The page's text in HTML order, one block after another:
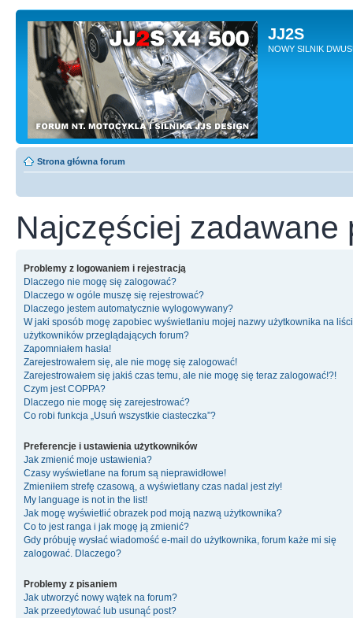
JJ2S
NOWY SILNIK
Strona główna forum
Najczęściej zadawane
Problemy z logowaniem i rejestracją
Dlaczego nie mogę się zalogować?
Dlaczego w ogóle muszę się rejestrować?
Dlaczego jestem automatycznie wylogowywany?
W jaki sposób mogę zapobiec wyświetlaniu mojej nazwy użytkownika na
użytkowników przeglądających forum?
Zapomniałem hasła!
Zarejestrowałem się, ale nie mogę się zalogować!
Zarejestrowałem się jakiś czas temu, ale nie mogę się teraz zalogować!?!
Czym jest COPPA?
Dlaczego nie mogę się zarejestrować?
Co robi funkcja „Usuń wszystkie ciasteczka”?
Preferencje i ustawienia użytkowników
Jak zmienić moje ustawienia?
Czasy wyświetlane na forum są nieprawidłowe!
Zmieniłem strefę czasową, a wyświetlany czas nadal jest zły!
My language is not in the list!
Jak mogę wyświetlić obrazek pod moją nazwą użytkownika?
Co to jest ranga i jak mogę ją zmienić?
Gdy próbuję wysłać wiadomość e-mail do użytkownika, forum każe mi się
zalogować. Dlaczego?
Problemy z pisaniem
Jak utworzyć nowy wątek na forum?
Jak przeedytować lub usunąć post?